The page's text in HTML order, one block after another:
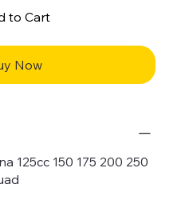
to Cart
Now
125cc 150 175 200 250